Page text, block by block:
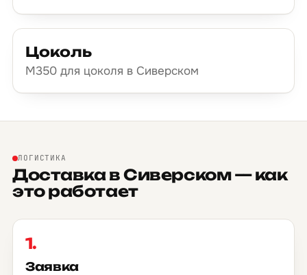
Цоколь
М350 для цоколя в Сиверском
ЛОГИСТИКА
Доставка в Сиверском — как
это работает
1.
Заявка